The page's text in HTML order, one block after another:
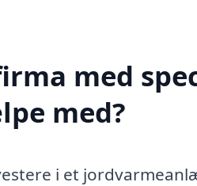
med
med?
i et